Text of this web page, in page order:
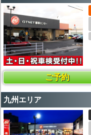
ご予約
九州エリア